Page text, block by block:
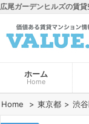
広尾ガーデンヒルズの賃
ホーム
Home
Home 東京都 渋